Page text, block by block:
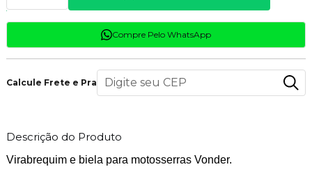
Compre Pelo WhatsApp
Calcule Frete e Prazo
Descrição do Produto
Virabrequim e biela para motosserras Vonder.